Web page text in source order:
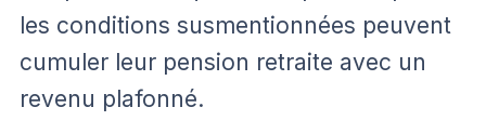
les conditions susmentionnées peuvent
cumuler leur pension retraite avec un
revenu plafonné.